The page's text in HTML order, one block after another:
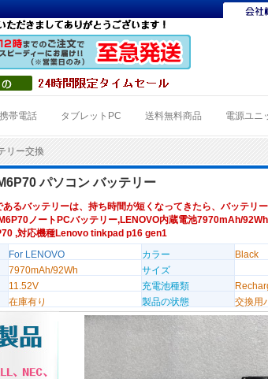
携帯電話 タブレットPC 送料無料商品 電源ユニ
リー交換
パソコン バッテリー
るバッテリーは、持ち時間が短くなってきたら、バッテリ
ノートPCバッテリー,LENOVO内蔵電池7970mAh/
,対応機種Lenovo tinkpad p16 gen1
For LENOVO カラー
Black
7970mAh/92Wh
サイズ
11.52V 充電池種類
在庫有り 製品の状態 交換用